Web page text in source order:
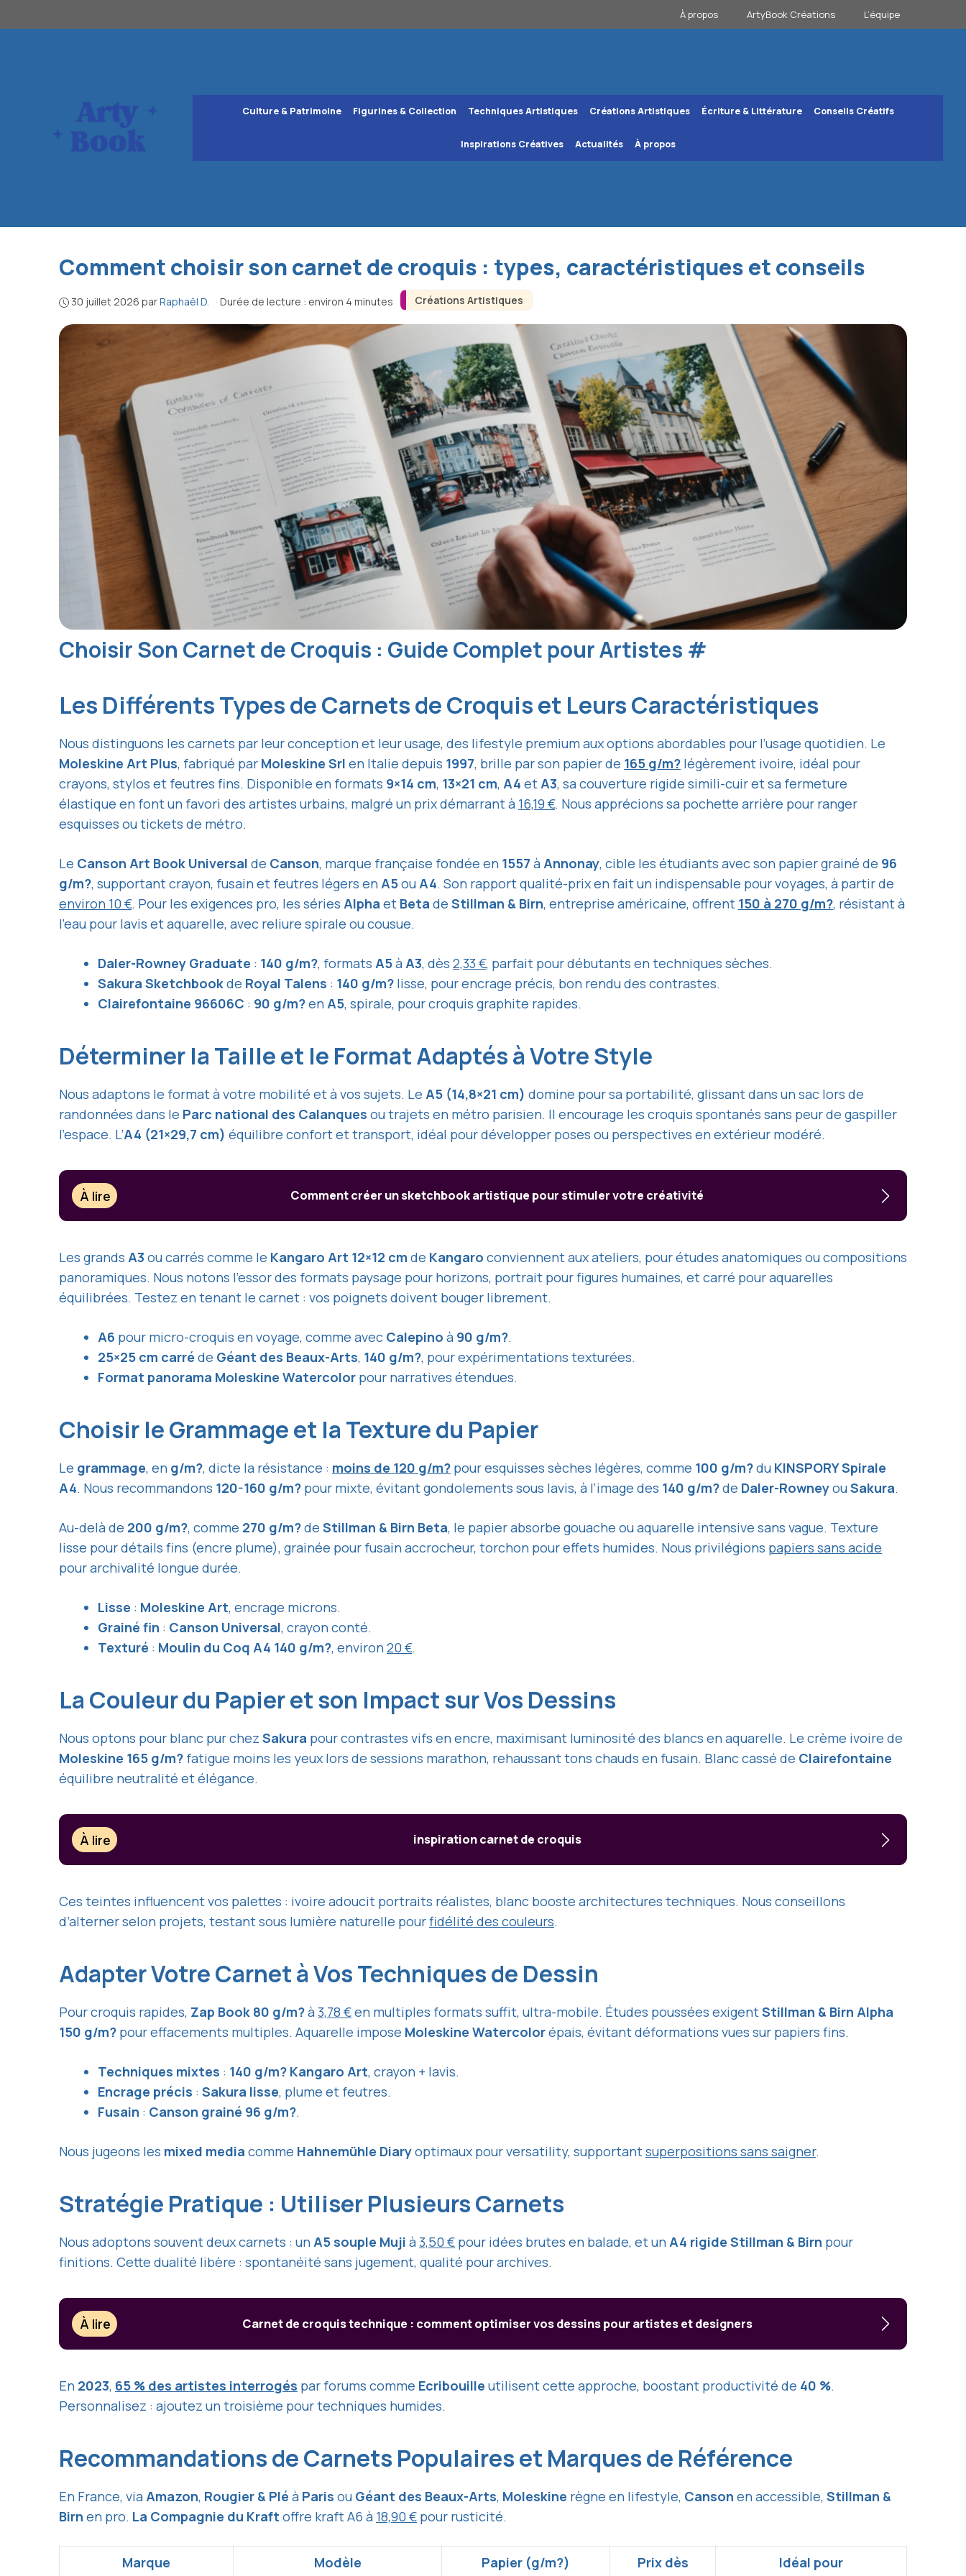
au
À propos ArtyBook Créations L’équipe
Culture & Patrimoine Figurines & Collection Techniques Artistiques Créations Artistiques Écriture & Littérature Conseils Créatifs
Inspirations Créatives Actualités À propos
Créations Artistiques
Comment choisir son carnet de croquis : types, caractéristiques et conseils
30 juillet 2026 parRaphaël D. · Durée de lecture : environ 4 minutes
Choisir Son Carnet de Croquis : Guide Complet pour Artistes #
Les Différents Types de Carnets de Croquis et Leurs Caractéristiques
Nous distinguons les carnets par leur conception et leur usage, des lifestyle premium aux options abordables pour l’usage quotidien. Le
Moleskine Art Plus, fabriqué par Moleskine Srl en Italie depuis 1997, brille par son papier de 165 g/m? légèrement ivoire, idéal pour
crayons, stylos et feutres fins. Disponible en formats 9×14 cm, 13×21 cm, A4 etA3, sa couverture rigide simili-cuir et sa fermeture
élastique en font un favori des artistes urbains, malgré un prix démarrant à 16,19 €. Nous apprécions sa pochette arrière pour ranger
esquisses ou tickets de métro.
Le Canson Art Book Universal de Canson, marque française fondée en 1557 àAnnonay, cible les étudiants avec son papier grainé de 96
g/m?, supportant crayon, fusain et feutres légers enA5ouA4. Son rapport qualité-prix en fait un indispensable pour voyages, à partir de
environ 10 €. Pour les exigences pro, les séries Alpha et Beta de Stillman & Birn, entreprise américaine, offrent 150 à 270 g/m?, résistant à
l’eau pour lavis et aquarelle, avec reliure spirale ou cousue.
Daler-Rowney Graduate : 140 g/m?, formats A5àA3, dès 2,33 €, parfait pour débutants en techniques sèches.
Sakura Sketchbookde Royal Talens : 140 g/m? lisse, pour encrage précis, bon rendu des contrastes.
Clairefontaine 96606C : 90 g/m?enA5, spirale, pour croquis graphite rapides.
Déterminer la Taille et le Format Adaptés à Votre Style
Nous adaptons le format à votre mobilité et à vos sujets. Le A5 (14,8×21 cm) domine pour sa portabilité, glissant dans un sac lors de
randonnées dans le Parc national des Calanques ou trajets en métro parisien. Il encourage les croquis spontanés sans peur de gaspiller
l’espace. L’A4 (21×29,7 cm) équilibre confort et transport, idéal pour développer poses ou perspectives en extérieur modéré.
À lire Comment créer un sketchbook artistique pour stimuler votre créativité
Les grands A3 ou carrés comme le Kangaro Art 12×12 cm de Kangaro conviennent aux ateliers, pour études anatomiques ou compositions
panoramiques. Nous notons l’essor des formats paysage pour horizons, portrait pour figures humaines, et carré pour aquarelles
équilibrées. Testez en tenant le carnet : vos poignets doivent bouger librement.
A6 pour micro-croquis en voyage, comme avec Calepino à 90 g/m?.
25×25 cm carré de Géant des Beaux-Arts, 140 g/m?, pour expérimentations texturées.
Format panorama Moleskine Watercolor pour narratives étendues.
Choisir le Grammage et la Texture du Papier
Le grammage, en g/m?, dicte la résistance : moins de 120 g/m? pour esquisses sèches légères, comme 100 g/m?du KINSPORY Spirale
A4. Nous recommandons 120-160 g/m? pour mixte, évitant gondolements sous lavis, à l’image des 140 g/m?de Daler-RowneyouSakura.
Au-delà de 200 g/m?, comme 270 g/m?de Stillman & Birn Beta, le papier absorbe gouache ou aquarelle intensive sans vague. Texture
lisse pour détails fins (encre plume), grainée pour fusain accrocheur, torchon pour effets humides. Nous privilégions papiers sans acide
pour archivalité longue durée.
Lisse : Moleskine Art, encrage microns.
Grainé fin : Canson Universal, crayon conté.
Texturé : Moulin du Coq A4 140 g/m?, environ20 €.
La Couleur du Papier et son Impact sur Vos Dessins
Nous optons pour blanc pur chez Sakura pour contrastes vifs en encre, maximisant luminosité des blancs en aquarelle. Le crème ivoire de
Moleskine 165 g/m? fatigue moins les yeux lors de sessions marathon, rehaussant tons chauds en fusain. Blanc cassé de Clairefontaine
équilibre neutralité et élégance.
À lire inspiration carnet de croquis
Ces teintes influencent vos palettes : ivoire adoucit portraits réalistes, blanc booste architectures techniques. Nous conseillons
d’alterner selon projets, testant sous lumière naturelle pourfidélité des couleurs.
Adapter Votre Carnet à Vos Techniques de Dessin
Pour croquis rapides, Zap Book 80 g/m?à3,78 €en multiples formats suffit, ultra-mobile. Études poussées exigentStillman & Birn Alpha
150 g/m? pour effacements multiples. Aquarelle impose Moleskine Watercolorépais, évitant déformations vues sur papiers fins.
Techniques mixtes : 140 g/m? Kangaro Art, crayon + lavis.
Encrage précis : Sakura lisse, plume et feutres.
Fusain : Canson grainé 96 g/m?.
Nous jugeons les mixed media comme Hahnemühle Diaryoptimaux pour versatility, supportantsuperpositions sans saigner.
Stratégie Pratique : Utiliser Plusieurs Carnets
Nous adoptons souvent deux carnets : unA5 souple Muji à3,50 € pour idées brutes en balade, et unA4 rigide Stillman & Birn pour
finitions. Cette dualité libère : spontanéité sans jugement, qualité pour archives.
À lire Carnet de croquis technique : comment optimiser vos dessins pour artistes et designers
En 2023, 65 % des artistes interrogés par forums comme Ecribouille utilisent cette approche, boostant productivité de 40 %.
Personnalisez : ajoutez un troisième pour techniques humides.
Recommandations de Carnets Populaires et Marques de Référence
En France, via Amazon, Rougier & Plé à Paris ou Géant des Beaux-Arts, Moleskine règne en lifestyle, Canson en accessible, Stillman &
Birn en pro. La Compagnie du Kraft offre kraft A6 à 18,90 € pour rusticité.
Marque Modèle Papier (g/m?) Prix dès Idéal pour